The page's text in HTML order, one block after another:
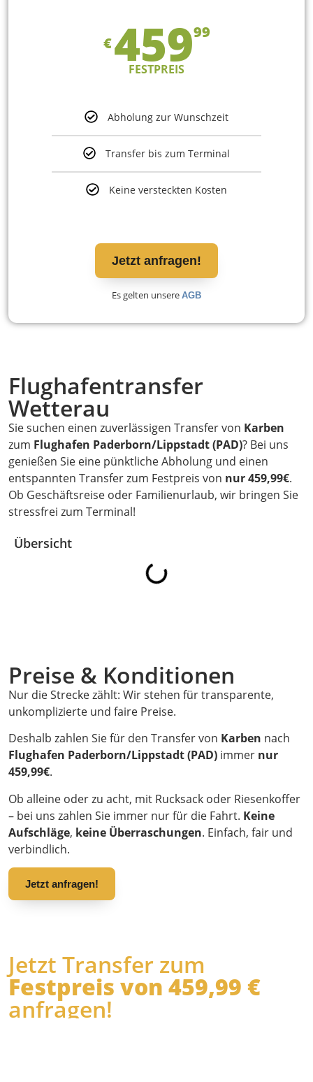
Flughafentransfer
Wetterau
Sie suchen einen zuverlässigen Transfer von Karben
zum Flughafen Paderborn/Lippstadt (PAD)? Bei uns
genießen Sie eine pünktliche Abholung und einen
entspannten Transfer zum Festpreis von nur 459,99€.
Ob Geschäftsreise oder Familienurlaub, wir bringen Sie
stressfrei zum Terminal!
Übersicht
€45999
FESTPREIS
Abholung zur Wunschzeit
Transfer bis zum Terminal
Keine versteckten Kosten
Jetzt anfragen!
Es gelten unsere AGB
Preise & Konditionen
Nur die Strecke zählt: Wir stehen für transparente,
unkomplizierte und faire Preise.
Deshalb zahlen Sie für den Transfer von Karben nach
Flughafen Paderborn/Lippstadt (PAD) immer nur
459,99€.
Ob alleine oder zu acht, mit Rucksack oder Riesenkoffer
– bei uns zahlen Sie immer nur für die Fahrt. Keine
Aufschläge, keine Überraschungen. Einfach, fair und
verbindlich.
Jetzt anfragen!
Jetzt Transfer zum
Festpreis von 459,99 €
anfragen!